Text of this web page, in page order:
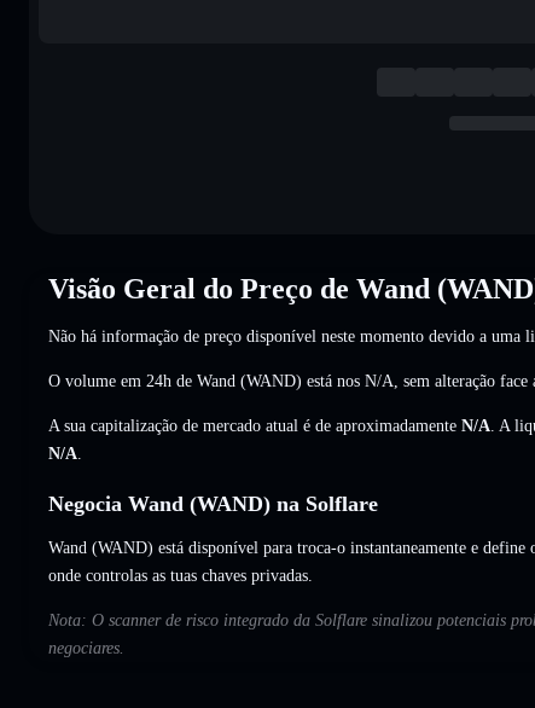
Visão Geral do Preço de Wand
Não há informação de preço disponível neste momento devido a uma
O volume em 24h de Wand (WAND) está nos N/A sem alteração face
A sua capitalização de mercado atual é de aproximadamente N/A . A
N/A
Negocia Wand (WAND) na Solflare
Wand (WAND) está disponível para troca-o instantaneamente e define
onde controlas as tuas chaves privadas.
Nota: O scanner de risco integrado da Solflare sinalizou potenciais
negociares.